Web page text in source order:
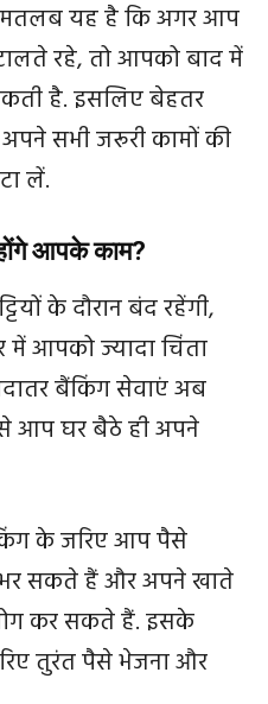
यह है कि अगर आप
रहे, तो आपको बाद में
है. इसलिए बेहतर
सभी जरूरी कामों की
लें.
आपके काम?
के दौरान बंद रहेंगी,
आपको ज्यादा चिंता
बैंकिंग सेवाएं अब
आप घर बैठे ही अपने
के जरिए आप पैसे
सकते हैं और अपने खाते
कर सकते हैं. इसके
तुरंत पैसे भेजना और